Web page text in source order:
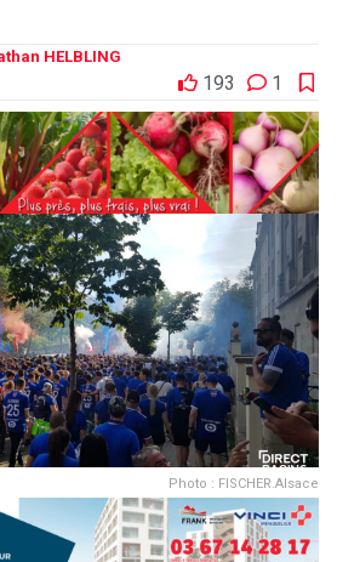
HELBLING
193 1
Photo : FISCHER.Alsace